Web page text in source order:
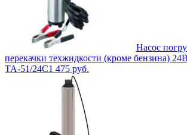
Насос
перекачки техжидкости (кроме бензина)
ТА-51/24С1 475 руб.